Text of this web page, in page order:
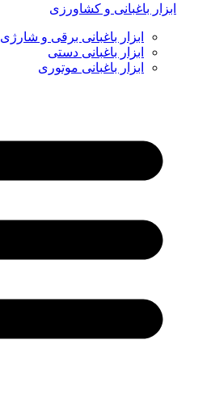
ابزار باغبانی و کشاورزی
ابزار باغبانی برقی و شارژی
ابزار باغبانی دستی
ابزار باغبانی موتوری